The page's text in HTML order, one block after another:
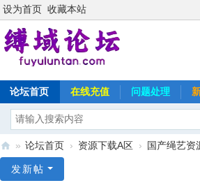
设为首页 收藏本站
论坛首页 在线充值 问题处理
» 论坛首页 › 资源下载A区 › 国产绳艺资
发新帖